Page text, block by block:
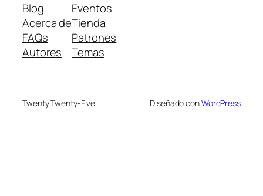
Blog
Acerca de
FAQs
Autores
Eventos
Tienda
Patrones
Temas
Twenty Twenty-Five Diseñado conWordPress